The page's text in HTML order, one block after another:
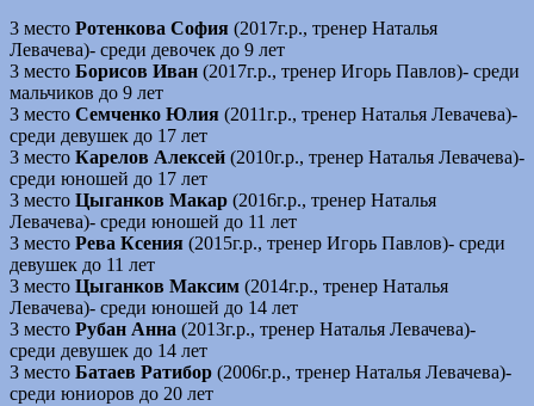
3 место Ротенкова София (2017г.р., тренер Наталья
Левачева)- среди девочек до 9 лет
3 место Борисов Иван (2017г.р., тренер Игорь Павлов)- среди
мальчиков до 9 лет
3 место Семченко Юлия (2011г.р., тренер Наталья Левачева)-
среди девушек до 17 лет
3 место Карелов Алексей (2010г.р., тренер Наталья Левачева)-
среди юношей до 17 лет
3 место Цыганков Макар (2016г.р., тренер Наталья
Левачева)- среди юношей до 11 лет
3 место Рева Ксения (2015г.р., тренер Игорь Павлов)- среди
девушек до 11 лет
3 место Цыганков Максим (2014г.р., тренер Наталья
Левачева)- среди юношей до 14 лет
3 место Рубан Анна (2013г.р., тренер Наталья Левачева)-
среди девушек до 14 лет
3 место Батаев Ратибор (2006г.р., тренер Наталья Левачева)-
среди юниоров до 20 лет